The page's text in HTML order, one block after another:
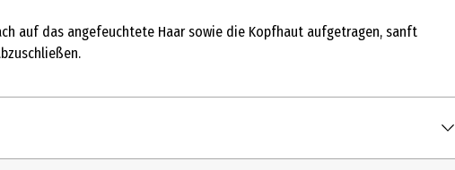
auf das angefeuchtete Haar sowie die Kopfhaut aufgetragen, sanft